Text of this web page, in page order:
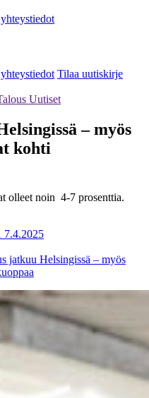
Tilaa uutiskirje
Uutiset
– myös
kohti
olleet noin 4-7 prosenttia.
7.4.2025
jatkuu Helsingissä – myös